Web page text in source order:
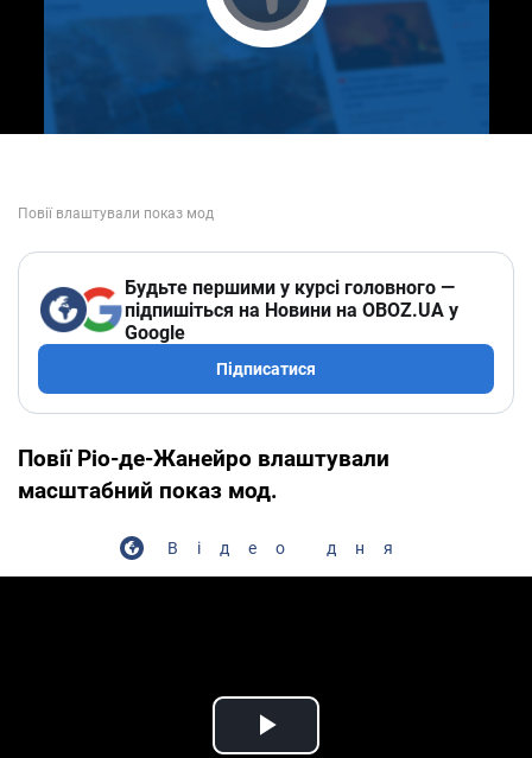
Play Video
Будьте першими у курсі головного —
підпишіться на Новини на OBOZ.UA у
Google
Підписатися
Повії Ріо-де-Жанейро влаштували
масштабний показ мод.
Відео дня